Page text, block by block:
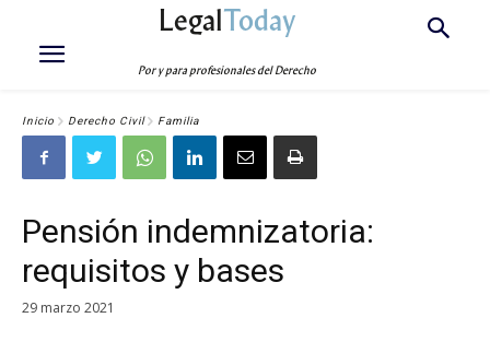
LegalToday
Por y para profesionales del Derecho
Inicio Derecho Civil Familia
Pensión indemnizatoria:
requisitos y bases
29 marzo 2021